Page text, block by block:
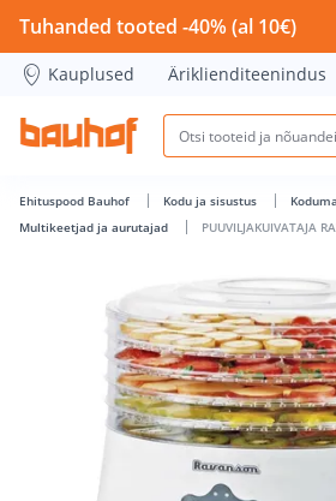
PUUVILJAKUIVATAJA RAVANSON
Tuhanded tooted -40% (al 10€)
Kauplused Äriklienditeenindus
Ehituspood Bauhof Kodu ja sisustus
Multikeetjad ja aurutajad
PUUVILJAKUIVATAJA